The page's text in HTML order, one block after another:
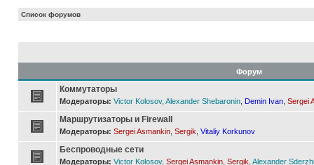
Список форумов
Форум
Коммутаторы
Модераторы: Victor Kolosov, Alexander Shebaronin Demin Ivan Sergei
Маршрутизаторы и Firewall
Модераторы: Sergei Asmankin Sergik Vitaliy Korkunov
Беспроводные сети
Модераторы: Victor Kolosov, Sergei Asmankin Sergik Alexander